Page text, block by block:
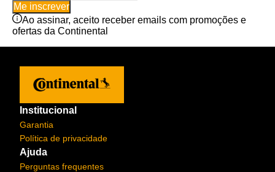
Me inscrever
Ao assinar, aceito receber emails com promoções e
ofertas da Continental
Institucional
Garantia
Política de privacidade
Ajuda
Perguntas frequentes